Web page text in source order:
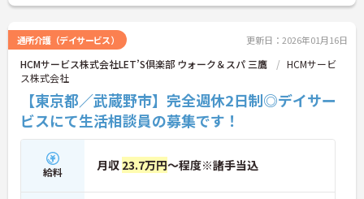
通所介護（デイサービス） 更新日：2026年01月16日
HCMサービス株式会社LET’S倶楽部 ウォーク＆スパ 三鷹
HCMサービ
ス株式会社
【東京都／武蔵野市】完全週休2日制◎デイサー
ビスにて生活相談員の募集です！
給料 月収 23.7万円～程度※諸手当込